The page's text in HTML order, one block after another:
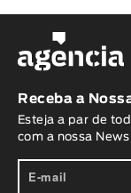
Receba a
Esteja a par de
com a nossa